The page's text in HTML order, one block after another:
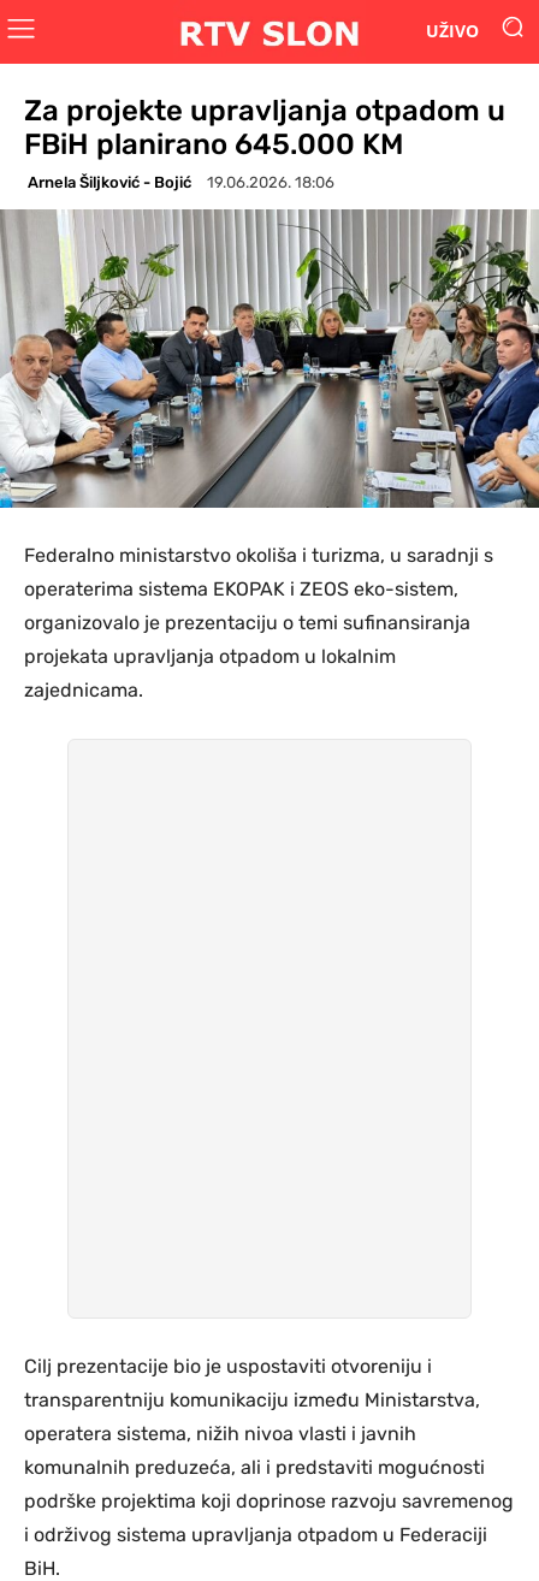
UŽIVO
Za projekte upravljanja otpadom u
FBiH planirano 645.000 KM
Arnela Šiljković - Bojić 19.06.2026. 18:06
Federalno ministarstvo okoliša i turizma, u saradnji s
operaterima sistema EKOPAK i ZEOS eko-sistem,
organizovalo je prezentaciju o temi sufinansiranja
projekata upravljanja otpadom u lokalnim
zajednicama.
Cilj prezentacije bio je uspostaviti otvoreniju i
transparentniju komunikaciju između Ministarstva,
operatera sistema, nižih nivoa vlasti i javnih
komunalnih preduzeća, ali i predstaviti mogućnosti
podrške projektima koji doprinose razvoju savremenog
i održivog sistema upravljanja otpadom u Federaciji
BiH.